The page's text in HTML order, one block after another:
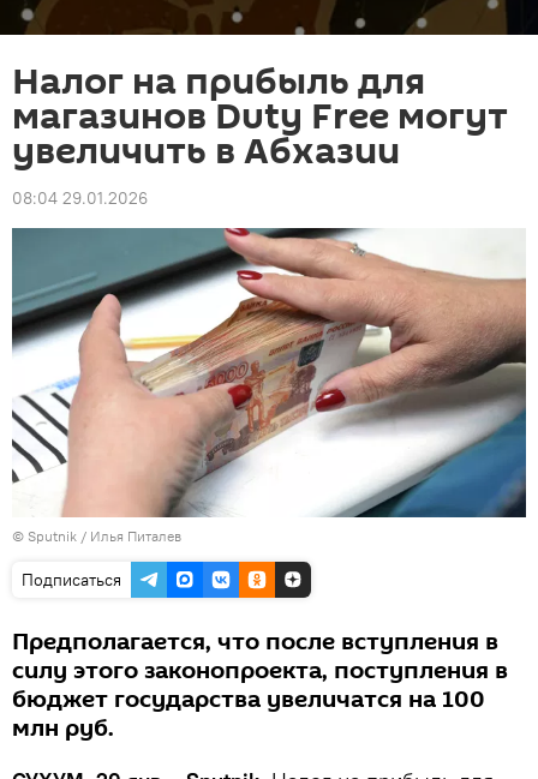
Налог на прибыль для
магазинов Duty Free могут
увеличить в Абхазии
08:04 29.01.2026
© Sputnik / Илья Питалев
Подписаться
Предполагается, что после вступления в
силу этого законопроекта, поступления в
бюджет государства увеличатся на 100
млн руб.